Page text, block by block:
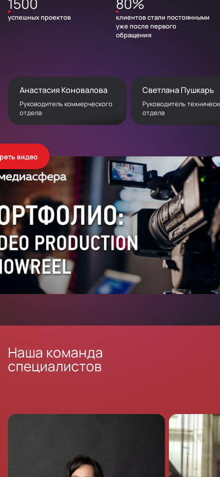
успешных проектов
клиентов стали постоянными
уже после первого
обращения
Анастасия Коновалова
Руководитель коммерческого
отдела
Светлана Пушкарь
Руководитель
отдела
видео
Наша команда
специалистов